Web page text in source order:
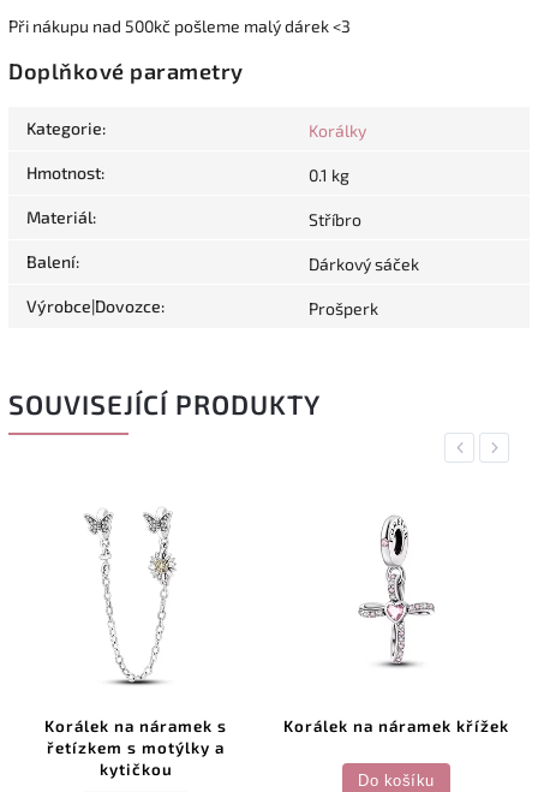
Při nákupu nad 500kč pošleme malý dárek <3
Doplňkové parametry
Kategorie: Korálky
Hmotnost: 0.1 kg
Materiál: Stříbro
Balení: Dárkový sáček
Výrobce|Dovozce: Prošperk
SOUVISEJÍCÍ PRODUKTY
Previous
Korálek na náramek s
řetízkem s motýlky a
kytičkou
Korálek na náramek křížek
Do košíku
Next